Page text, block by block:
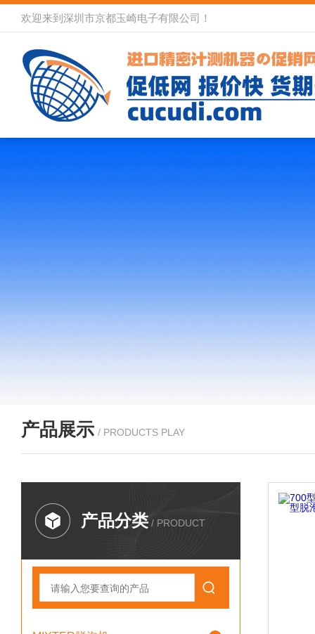
欢迎来到深圳市京都玉崎电子有限公司！
产品展示 / PRODUCTS PLAY
产品分类 / PRODUCT